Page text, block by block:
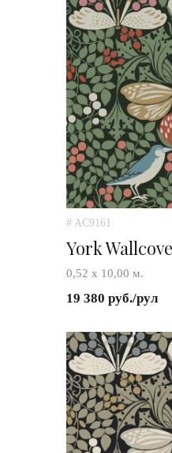
# AC9161
York
0,52 х 10,00 м.
19 380 руб./рул